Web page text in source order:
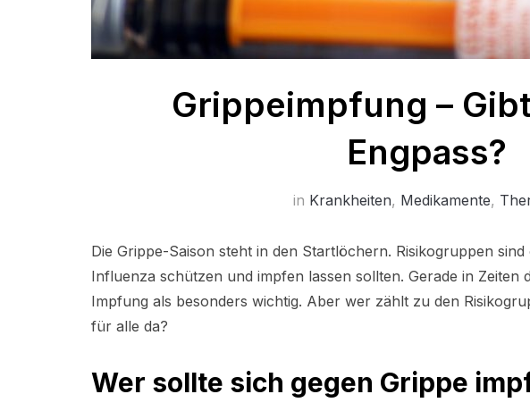
Grippeimpfung –
Engpass?
in Krankheiten, Medikamente,
Die Grippe-Saison steht in den Startlöchern. Risikogruppen sind
Influenza schützen und impfen lassen sollten. Gerade in Zeiten
Impfung als besonders wichtig. Aber wer zählt zu den
für alle da?
Wer sollte sich gegen Grippe